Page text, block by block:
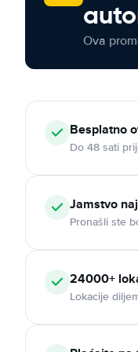
Ova
Besplatno
Do 48 sati
Jamstvo
Pronašli ste
24000+
Lokacije